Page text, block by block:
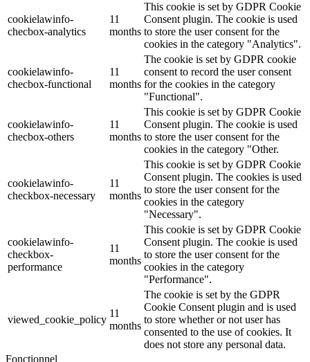
cookielawinfo-
checbox-analytics
11
months
This cookie is set by GDPR Cookie
Consent plugin. The cookie is used
to store the user consent for the
cookies in the category "Analytics".
cookielawinfo-
checbox-functional
11
months
The cookie is set by GDPR cookie
consent to record the user consent
for the cookies in the category
"Functional".
cookielawinfo-
checbox-others
11
months
This cookie is set by GDPR Cookie
Consent plugin. The cookie is used
to store the user consent for the
cookies in the category "Other.
cookielawinfo-
checkbox-necessary
11
months
This cookie is set by GDPR Cookie
Consent plugin. The cookies is used
to store the user consent for the
cookies in the category
"Necessary".
cookielawinfo-
checkbox-
performance
11
months
This cookie is set by GDPR Cookie
Consent plugin. The cookie is used
to store the user consent for the
cookies in the category
"Performance".
viewed_cookie_policy
11
months
The cookie is set by the GDPR
Cookie Consent plugin and is used
to store whether or not user has
consented to the use of cookies. It
does not store any personal data.
Fonctionnel